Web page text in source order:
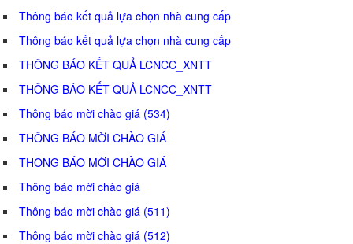
Thông báo kết quả lựa chọn nhà cung cấp
Thông báo kết quả lựa chọn nhà cung cấp
THÔNG BÁO KẾT QUẢ LCNCC_XNTT
THÔNG BÁO KẾT QUẢ LCNCC_XNTT
Thông báo mời chào giá (534)
THÔNG BÁO MỜI CHÀO GIÁ
THÔNG BÁO MỜI CHÀO GIÁ
Thông báo mời chào giá
Thông báo mời chào giá (511)
Thông báo mời chào giá (512)